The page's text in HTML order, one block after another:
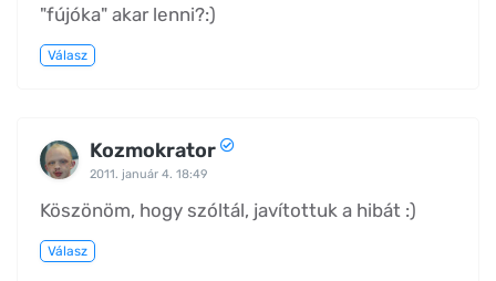
"fújóka" akar lenni?:)
Válasz
Kozmokrator
2011. január 4. 18:49
Köszönöm, hogy szóltál, javítottuk a hibát :)
Válasz